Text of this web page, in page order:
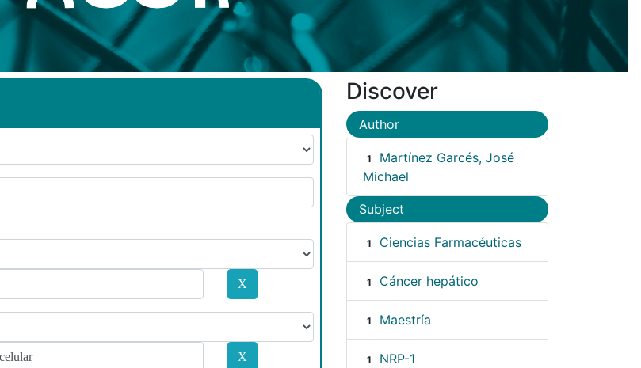
Discover
Author
1
Martínez Garcés, José
Michael
Subject
1 Ciencias Farmacéuticas
1 Cáncer hepático
1 Maestría
1 NRP-1